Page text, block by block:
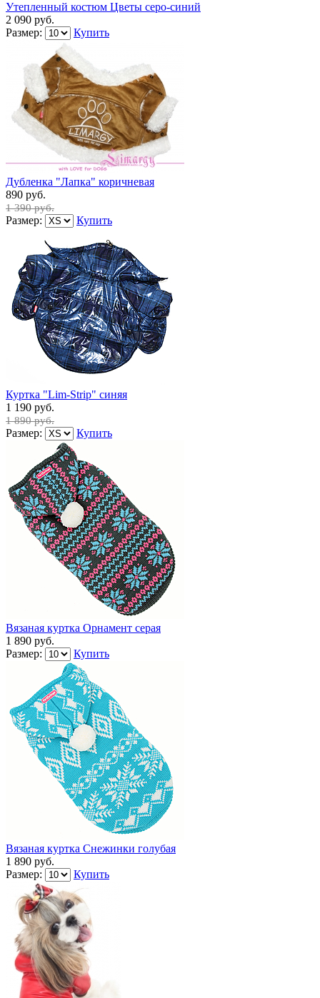
Утепленный костюм Цветы серо-синий
2 090 руб.
Размер:
Купить
Дубленка "Лапка" коричневая
890 руб.
1 390 руб.
Размер: Купить
Куртка "Lim-Strip" синяя
1 190 руб.
1 890 руб.
Размер: Купить
Вязаная куртка Орнамент серая
1 890 руб.
Размер:
Купить
Вязаная куртка Снежинки голубая
1 890 руб.
Размер:
Купить